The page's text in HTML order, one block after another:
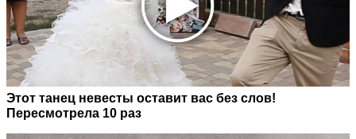
Этот танец невесты оставит вас без слов!
Пересмотрела 10 раз